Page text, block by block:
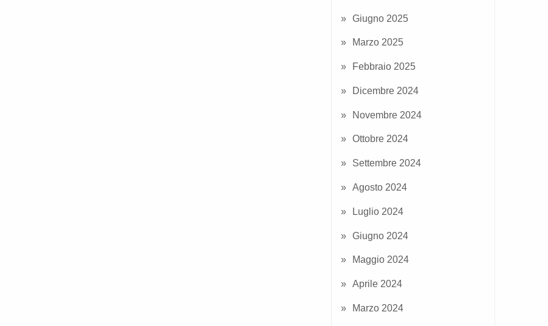
Giugno 2025
Marzo 2025
Febbraio 2025
Dicembre 2024
Novembre 2024
Ottobre 2024
Settembre 2024
Agosto 2024
Luglio 2024
Giugno 2024
Maggio 2024
Aprile 2024
Marzo 2024